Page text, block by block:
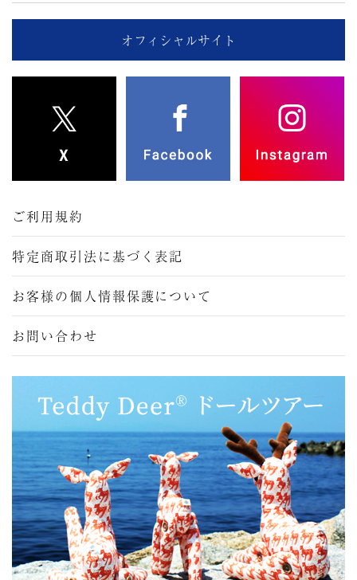
オフィシャルサイト
ご利用規約
特定商取引法に基づく表記
お客様の個人情報保護について
お問い合わせ